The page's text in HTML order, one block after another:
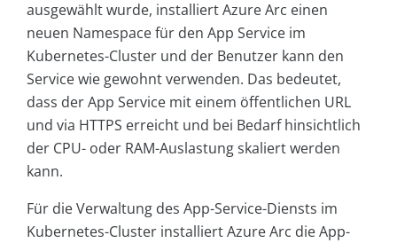
ausgewählt wurde, installiert Azure Arc einen
neuen Namespace für den App Service im
Kubernetes-Cluster und der Benutzer kann den
Service wie gewohnt verwenden. Das bedeutet,
dass der App Service mit einem öffentlichen URL
und via HTTPS erreicht und bei Bedarf hinsichtlich
der CPU- oder RAM-Auslastung skaliert werden
kann.
Für die Verwaltung des App-Service-Diensts im
Kubernetes-Cluster installiert Azure Arc die App-